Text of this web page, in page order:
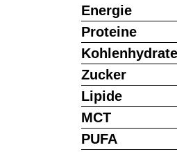
Energie
Proteine
Kohlenhydrate
Zucker
Lipide
MCT
PUFA